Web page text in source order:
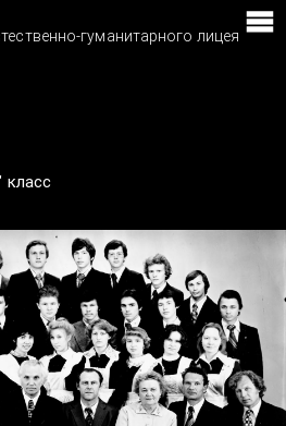
гуманитарного лицея
класс